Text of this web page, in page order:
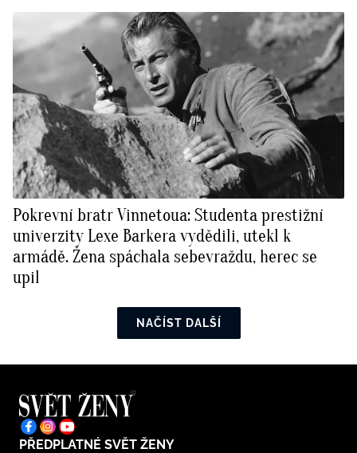
Pokrevní bratr Vinnetoua: Studenta prestižní
univerzity Lexe Barkera vydědili, utekl k
armádě. Žena spáchala sebevraždu, herec se
upil
NAČÍST DALŠÍ
PŘEDPLATNÉ SVĚT ŽENY